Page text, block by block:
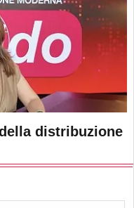
distribuzione